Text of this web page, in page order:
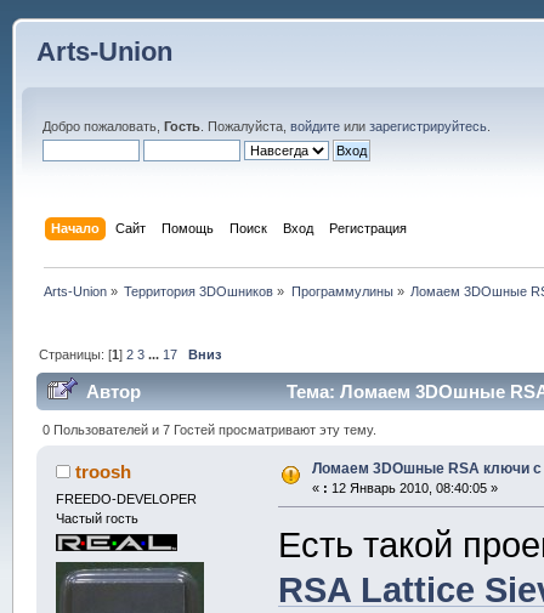
Arts-Union
Добро пожаловать, Гость. Пожалуйста, войдитеили зарегистрируйтесь.
Начало Сайт Помощь Поиск Вход Регистрация
Arts-Union » Территория 3DOшников » Программулины» Ломаем 3DOшные
Страницы: [1]2 3 ... 17 Вниз
Автор Тема: Ломаем 3DOшные
0 Пользователей и 7 Гостей просматривают эту тему.
troosh
FREEDO-DEVELOPER
Частый гость
Ломаем 3DOшные RSA ключи
« : 12 Январь 2010, 08:40:05 »
Есть такой
RSA Lattice